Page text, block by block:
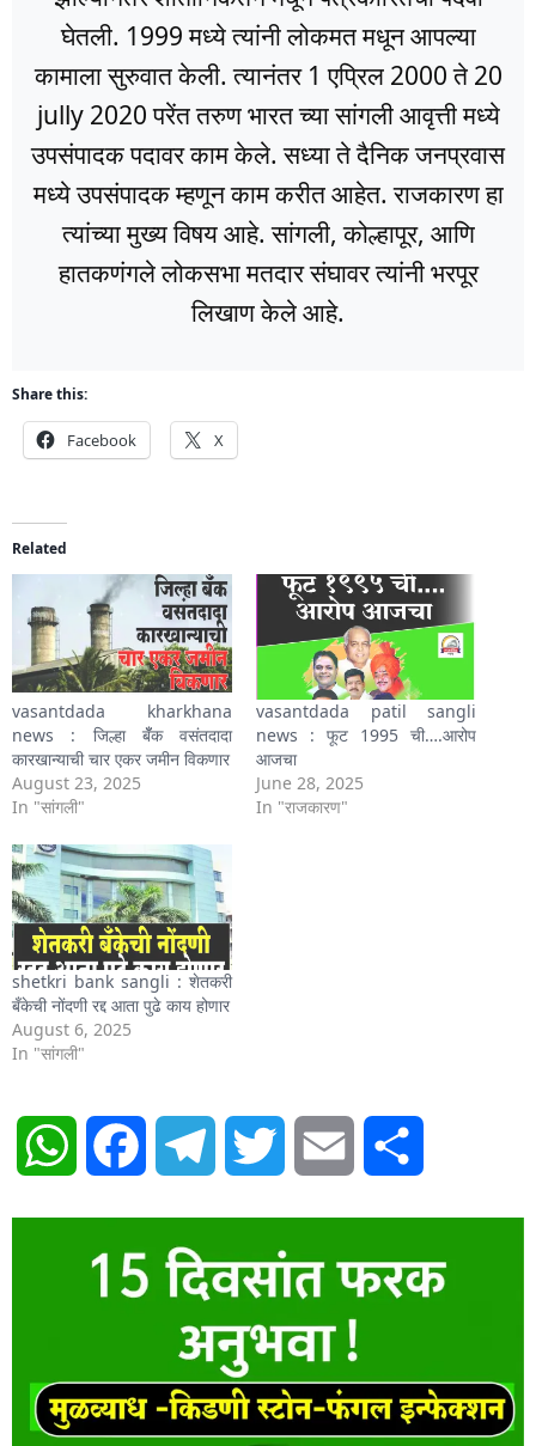
घेतली. 1999 मध्ये त्यांनी लोकमत मधून आपल्या
कामाला सुरुवात केली. त्यानंतर 1 एप्रिल 2000 ते 20
jully 2020 परेंत तरुण भारत च्या सांगली आवृत्ती मध्ये
उपसंपादक पदावर काम केले. सध्या ते दैनिक जनप्रवास
मध्ये उपसंपादक म्हणून काम करीत आहेत. राजकारण हा
त्यांच्या मुख्य विषय आहे. सांगली, कोल्हापूर, आणि
हातकणंगले लोकसभा मतदार संघावर त्यांनी भरपूर
लिखाण केले आहे.
Share this:
Facebook X
Related
vasantdada kharkhana
news : जिल्हा बॅँक वसंतदादा
कारखान्याची चार एकर जमीन विकणार
August 23, 2025
In "सांगली"
vasantdada patil sangli
news : फूट 1995 ची….आरोप
आजचा
June 28, 2025
In "राजकारण"
shetkri bank sangli : शेतकरी
बँकेची नोंदणी रद्द आता पुढे काय होणार
August 6, 2025
In "सांगली"
WhatsAppFacebook Telegram Twitter Email